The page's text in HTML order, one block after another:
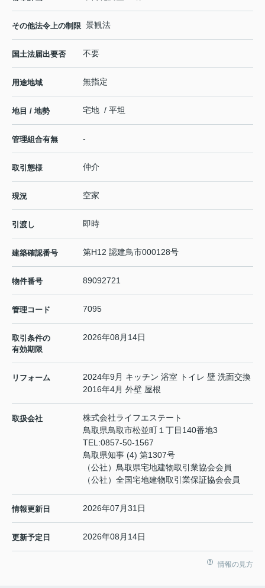
その他法令上の制限 景観法
国土法届出要否 不要
用途地域 無指定
地目 / 地勢 宅地 / 平坦
管理組合有無 -
取引態様 仲介
現況 空家
引渡し 即時
建築確認番号 第H12 認建鳥市000128号
物件番号 89092721
管理コード 7095
取引条件の
有効期限
2026年08月14日
リフォーム
2024年9月 キッチン 浴室 トイレ 壁 洗面交換
2016年4月 外壁 屋根
取扱会社
株式会社ライフエステート
鳥取県鳥取市松並町１丁目140番地3
TEL:0857-50-1567
鳥取県知事 (4) 第1307号
（公社）鳥取県宅地建物取引業協会会員
（公社）全国宅地建物取引業保証協会会員
情報更新日 2026年07月31日
更新予定日 2026年08月14日
情報の見方